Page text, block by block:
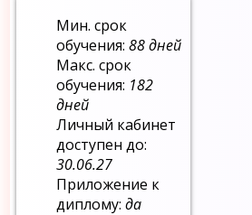
Мин. срок
обучения:88 дней
Макс. срок
обучения: 182
дней
Личный кабинет
доступен до:
30.06.27
Приложение к
диплому:да